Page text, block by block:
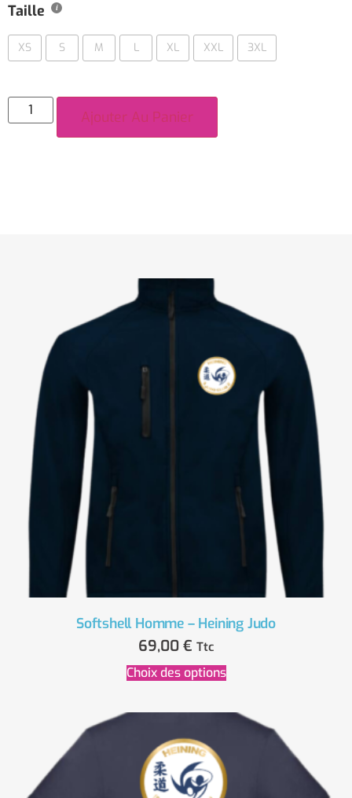
Taille
XS S M L XL XXL 3XL
Ajouter Au Panier
Softshell Homme – Heining Judo
69,00 € Ttc
Choix des options